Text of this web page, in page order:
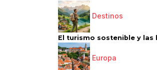
Destinos
El turismo sostenible y las
Europa